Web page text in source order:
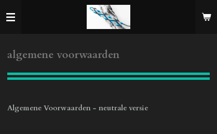
direct
hoofdinhoud
algemene voorwaarden
Algemene Voorwaarden - neutrale versie